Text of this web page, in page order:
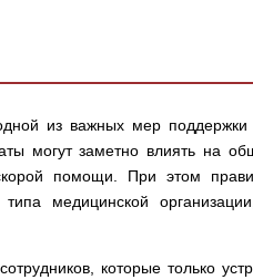
из важных мер поддержки
могут заметно влиять на
помощи. При этом
медицинской
которые только